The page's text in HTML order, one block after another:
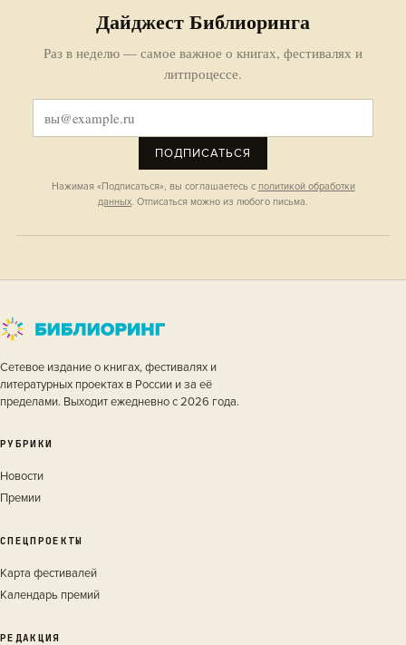
Дайджест Библиоринга
Раз в неделю — самое важное о книгах, фестивалях и
литпроцессе.
ПОДПИСАТЬСЯ
Нажимая «Подписаться», вы соглашаетесь с политикой обработки
данных. Отписаться можно из любого письма.
Сетевое издание о книгах, фестивалях и
литературных проектах в России и за её
пределами. Выходит ежедневно с 2026 года.
РУБРИКИ
Новости
Премии
СПЕЦПРОЕКТЫ
Карта фестивалей
Календарь премий
РЕДАКЦИЯ